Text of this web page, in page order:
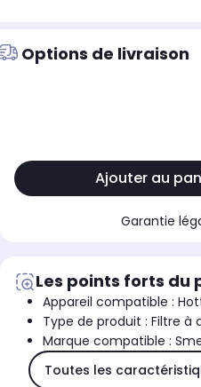
Options de livraison
Ajouter au
Garantie
Les points forts du
Appareil compatible :
Type de produit : Filtre à
Marque compatible :
Toutes les